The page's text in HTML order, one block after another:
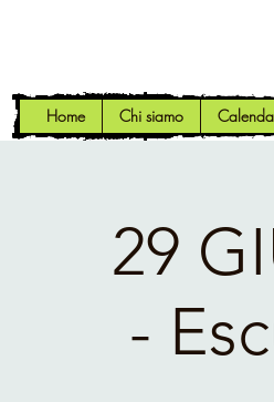
Home Chi siamo
29
-